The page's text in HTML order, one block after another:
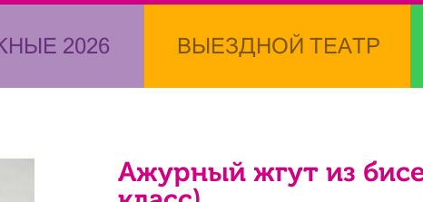
2026 ВЫЕЗДНОЙ ТЕАТР
Ажурный жгут из